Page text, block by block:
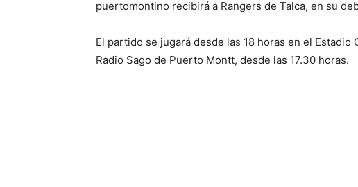
puertomontino recibirá a Rangers de Talca, en su
El partido se jugará desde las 18 horas en el
Radio Sago de Puerto Montt, desde las 17.30 horas.